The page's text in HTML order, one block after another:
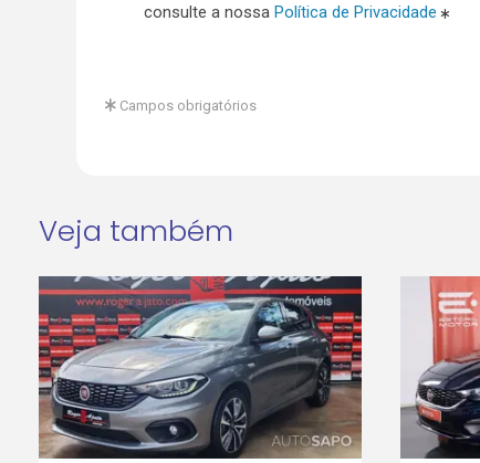
consulte a nossa Política de Privacidade
Campos obrigatórios
Veja também